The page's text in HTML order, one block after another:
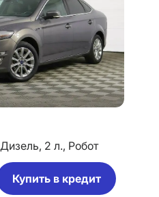
Дизель, 2 л., Робот
Купить в кредит